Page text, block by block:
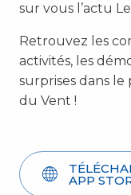
sur vous l’actu
Retrouvez les
activités, les
surprises dans
du Vent !
APP